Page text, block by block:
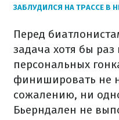
ЗАБЛУДИЛСЯ НА ТРАССЕ В
Перед
задача хотя бы раз
персональных
финишировать не
сожалению, ни
Бьерндален не